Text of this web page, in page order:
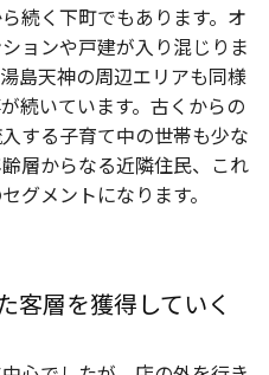
続く下町でもあります。オ
ョンや戸建が入り混じりま
島天神の周辺エリアも同様
続いています。古くからの
する子育て中の世帯も少な
層からなる近隣住民、これ
グメントになります。
客層を獲得していく